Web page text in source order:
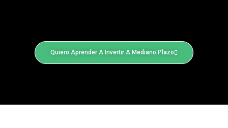
Quiero Aprender A Invertir A Mediano Plazo